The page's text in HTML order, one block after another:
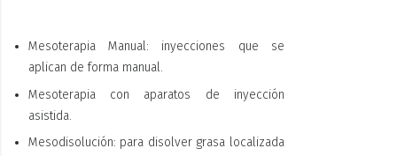
Mesoterapia Manual: inyecciones que se
aplican de forma manual.
Mesoterapia con aparatos de inyección
asistida.
Mesodisolución: para disolver grasa localizada